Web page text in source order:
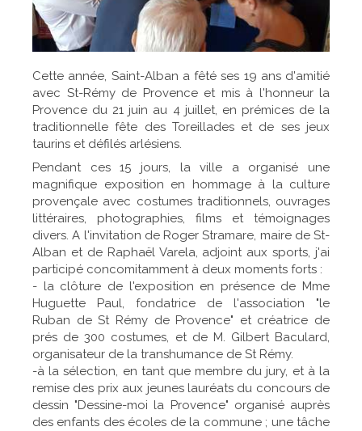
Cette année, Saint-Alban a fêté ses 19 ans d'amitié
avec St-Rémy de Provence et mis à l'honneur la
Provence du 21 juin au 4 juillet, en prémices de la
traditionnelle fête des Toreillades et de ses jeux
taurins et défilés arlésiens.
Pendant ces 15 jours, la ville a organisé une
magnifique exposition en hommage à la culture
provençale avec costumes traditionnels, ouvrages
littéraires, photographies, films et témoignages
divers. A l'invitation de Roger Stramare, maire de St-
Alban et de Raphaël Varela, adjoint aux sports, j'ai
participé concomitamment à deux moments forts :
- la clôture de l'exposition en présence de Mme
Huguette Paul, fondatrice de l'association "le
Ruban de St Rémy de Provence" et créatrice de
prés de 300 costumes, et de M. Gilbert Baculard,
organisateur de la transhumance de St Rémy.
-à la sélection, en tant que membre du jury, et à la
remise des prix aux jeunes lauréats du concours de
dessin "Dessine-moi la Provence" organisé auprès
des enfants des écoles de la commune ; une tâche